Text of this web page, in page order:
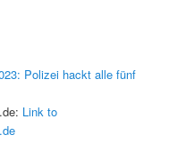
Polizei hackt alle fünf
Link to